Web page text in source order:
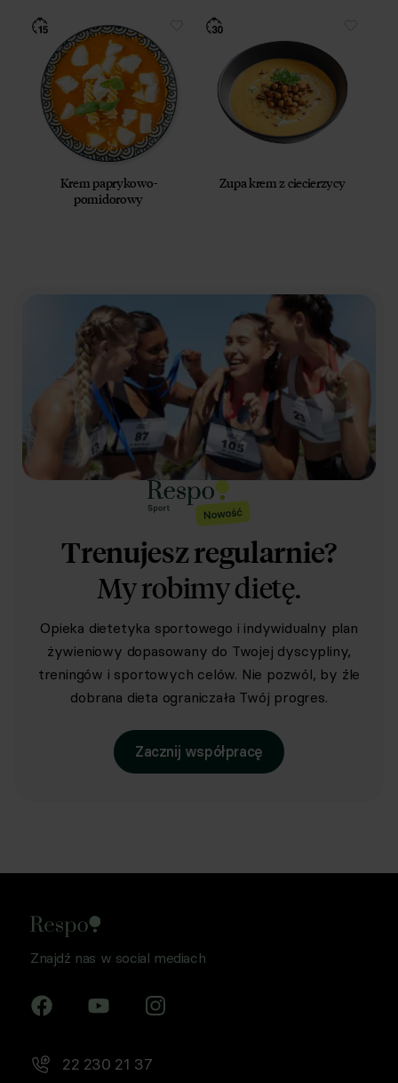
Krem paprykowo-
pomidorowy
Zupa krem z ciecierzycy
Trenujesz regularnie?
My robimy dietę.
Opieka dietetyka sportowego i indywidualny plan
żywieniowy dopasowany do Twojej dyscypliny,
treningów i sportowych celów. Nie pozwól, by źle
dobrana dieta ograniczała Twój progres.
Zacznij współpracę
Znajdź nas w social mediach
22 230 21 37